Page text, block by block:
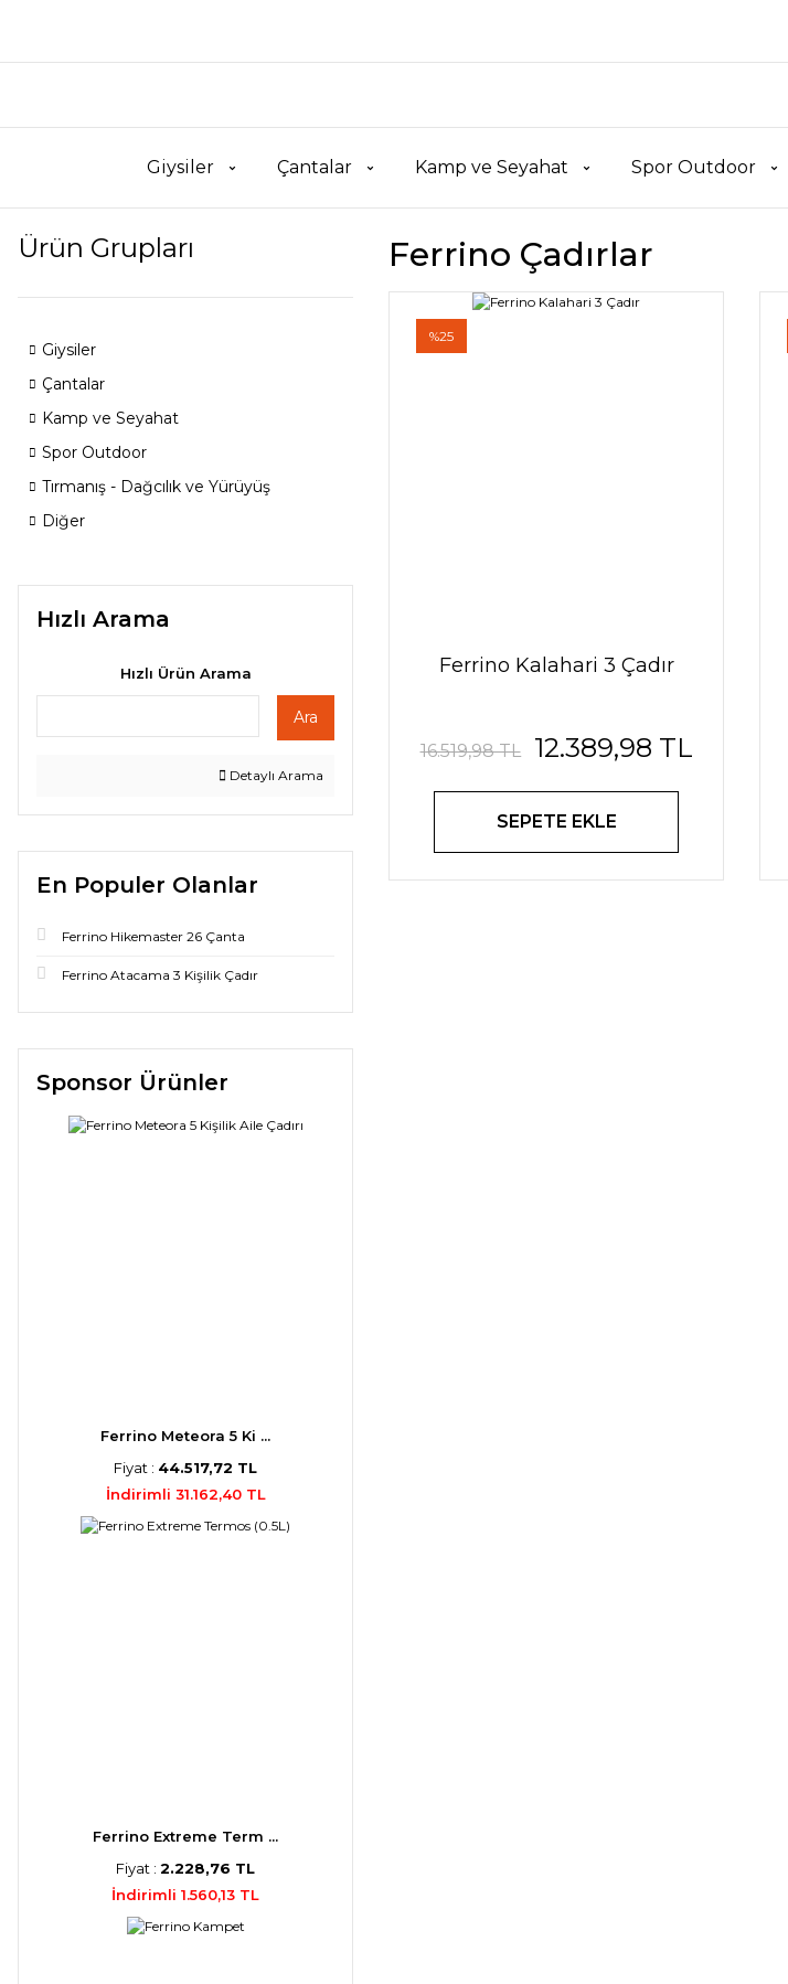
Giysiler Çantalar Kamp ve Seyahat Spor Outdoor
Ürün Grupları
Giysiler
Çantalar
Kamp ve Seyahat
Spor Outdoor
Tırmanış - Dağcılık ve Yürüyüş
Diğer
Hızlı Arama
Hızlı Ürün Arama
Ara
Detaylı Arama
En Populer Olanlar
Ferrino Hikemaster 26 Çanta
Ferrino Atacama 3 Kişilik Çadır
Sponsor Ürünler
Ferrino Meteora 5 Ki ...
Fiyat : 44.517,72 TL
İndirimli 31.162,40 TL
Ferrino Extreme Term ...
Fiyat : 2.228,76 TL
İndirimli 1.560,13 TL
Ferrino Çadırlar
%25
Ferrino Kalahari 3 Çadır
16.519,98 TL 12.389,98 TL
SEPETE EKLE